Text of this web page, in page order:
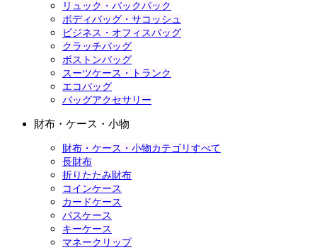
リュック・バックパック
ボディバッグ・サコッシュ
ビジネス・オフィスバッグ
クラッチバッグ
ボストンバッグ
スーツケース・トランク
エコバッグ
バッグアクセサリー
財布・ケース・小物
財布・ケース・小物カテゴリすべて
長財布
折りたたみ財布
コインケース
カードケース
パスケース
キーケース
マネークリップ